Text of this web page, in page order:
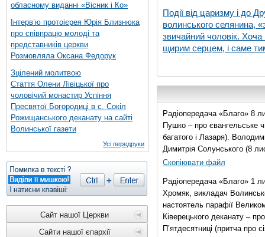
обласному виданні «Вісник і Ко»
Інтерв’ю протоієрея Юрія Близнюка
про співпрацю молоді та
представників церкви
Розмовляла Оксана Федорук
Зцілений молитвою
Стаття Олени Лівіцької про
чоловічий монастир Успіння
Пресвятої Богородиці в с. Сокіл
Рожищанського деканату на сайті
Волинської газети
Усі передруки
Сайт нашої Церкви
Сайти нашої єпархії
Події від царизму і до
волинського селянина,
звичайний чоловік. Хоча
щирим серцем, і саме
Радіопередача «Благо» 8
Пушко – про євангельське
багатого і Лазаря).
Димитрія Солунського (8
Скопіювати файл
Радіопередача «Благо» 1
Хромяк, викладач
настоятель парафії
Ківерецького деканату –
П’ятдесятниці (притча про